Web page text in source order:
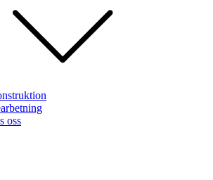
oss